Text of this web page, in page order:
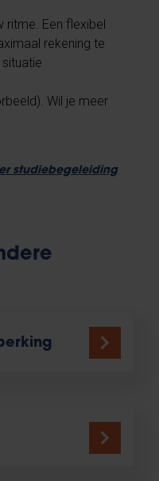
ritme. Een flexibel
rekening te
Wil je meer
studiebegeleiding